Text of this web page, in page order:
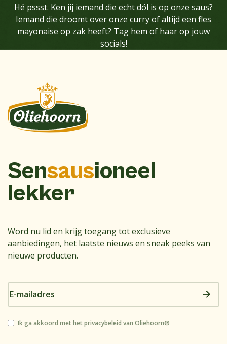
Hé pssst. Ken jij iemand die echt dól is op onze saus?
Iemand die droomt over onze curry of altijd een fles
mayonaise op zak heeft? Tag hem of haar op jouw
socials!
Sensausioneel
lekker
Word nu lid en krijg toegang tot exclusieve
aanbiedingen, het laatste nieuws en sneak peeks van
nieuwe producten.
E-
mailadres
Instemming
Ik ga akkoord met hetprivacybeleid van Oliehoorn®